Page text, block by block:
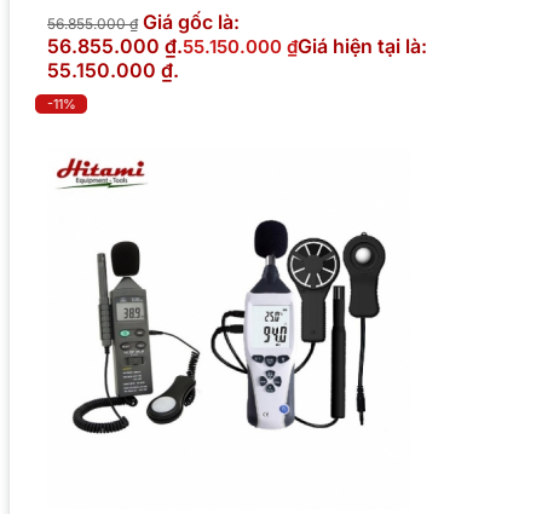
56.855.000₫ Giá gốc là:
56.855.000 ₫.55.150.000 ₫Giá hiện tại là:
55.150.000 ₫.
-11%